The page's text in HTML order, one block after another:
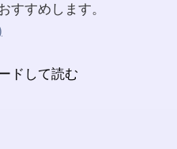
すすめします。